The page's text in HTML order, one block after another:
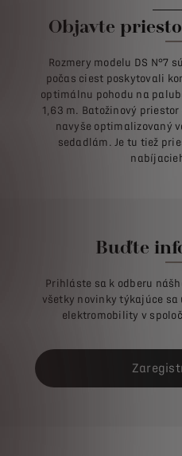
Objavte
Rozmery modelu DS N°7
počas ciest poskytovali
optimálnu pohodu na
1,63 m. Batožinový
navyše optimalizovaný
sedadlám. Je tu tiež
Buďte
Prihláste sa k odberu
všetky novinky týkajúce sa
elektromobility v